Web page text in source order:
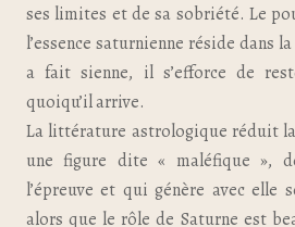
ses limites et de sa sobriété. Le
l’essence saturnienne réside dans
a fait sienne, il s’efforce de
quoiqu’il arrive.
La littérature astrologique réduit
une figure dite « maléfique »,
l’épreuve et qui génère avec elle
alors que le rôle de Saturne est